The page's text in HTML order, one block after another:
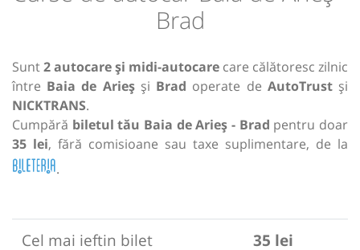
Brad
Sunt2 autocare și midi-autocare care călătoresc zilnic
între Baia de Arieșși Brad operate de AutoTrustși
NICKTRANS.
Cumpără biletul tău Baia de Arieș - Brad pentru doar
35 lei, fără comisioane sau taxe suplimentare, de la
.
Cel mai ieftin bilet
35 lei